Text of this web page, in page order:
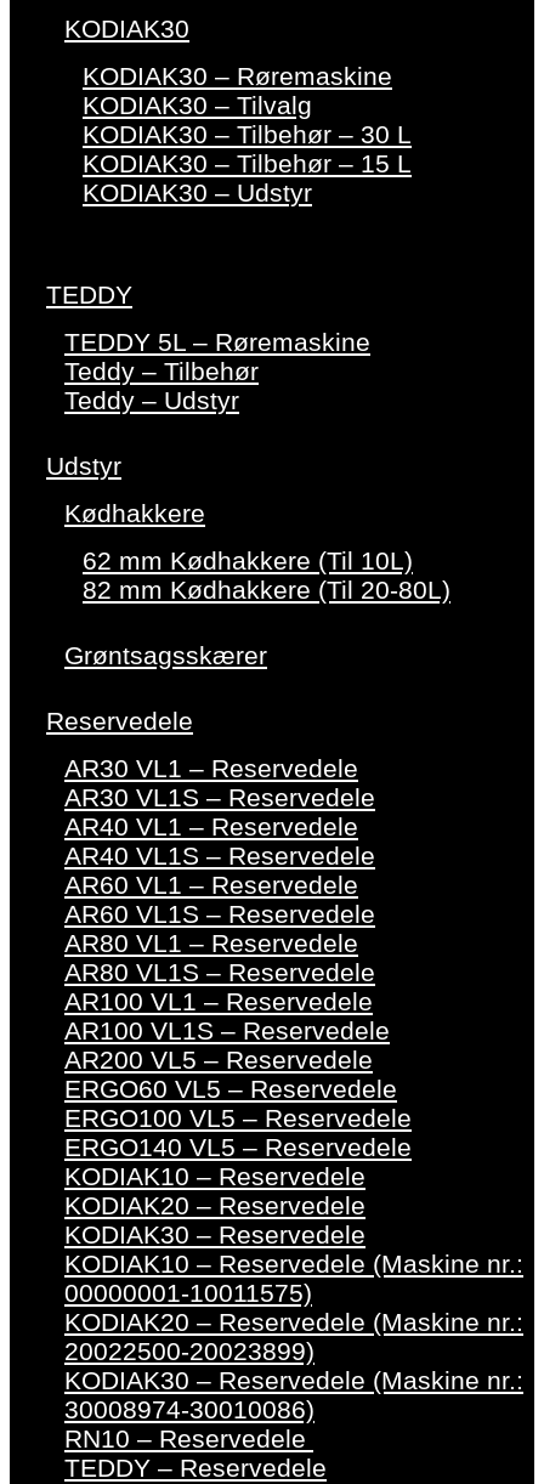
KODIAK30
KODIAK30 – Røremaskine
KODIAK30 – Tilvalg
KODIAK30 – Tilbehør – 30 L
KODIAK30 – Tilbehør – 15 L
KODIAK30 – Udstyr
TEDDY
TEDDY 5L – Røremaskine
Teddy – Tilbehør
Teddy – Udstyr
Udstyr
Kødhakkere
62 mm Kødhakkere (Til 10L)
82 mm Kødhakkere (Til 20-80L)
Grøntsagsskærer
Reservedele
AR30 VL1 – Reservedele
AR30 VL1S – Reservedele
AR40 VL1 – Reservedele
AR40 VL1S – Reservedele
AR60 VL1 – Reservedele
AR60 VL1S – Reservedele
AR80 VL1 – Reservedele
AR80 VL1S – Reservedele
AR100 VL1 – Reservedele
AR100 VL1S – Reservedele
AR200 VL5 – Reservedele
ERGO60 VL5 – Reservedele
ERGO100 VL5 – Reservedele
ERGO140 VL5 – Reservedele
KODIAK10 – Reservedele
KODIAK20 – Reservedele
KODIAK30 – Reservedele
KODIAK10 – Reservedele (Maskine nr.:
00000001-10011575)
KODIAK20 – Reservedele (Maskine nr.:
20022500-20023899)
KODIAK30 – Reservedele (Maskine nr.:
30008974-30010086)
RN10 – Reservedele
TEDDY – Reservedele